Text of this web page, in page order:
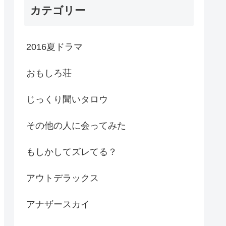
カテゴリー
2016夏ドラマ
おもしろ荘
じっくり聞いタロウ
その他の人に会ってみた
もしかしてズレてる？
アウトデラックス
アナザースカイ